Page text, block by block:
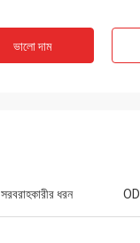
ভালো দাম
সরবরাহকারীর ধরন